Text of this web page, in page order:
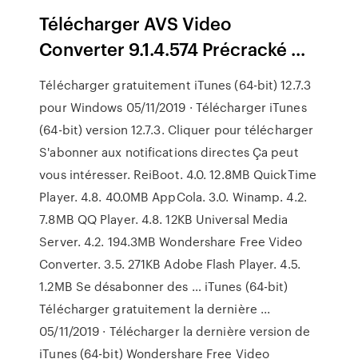
Télécharger AVS Video
Converter 9.1.4.574 Précracké ...
Télécharger gratuitement iTunes (64-bit) 12.7.3
pour Windows 05/11/2019 · Télécharger iTunes
(64-bit) version 12.7.3. Cliquer pour télécharger
S'abonner aux notifications directes Ça peut
vous intéresser. ReiBoot. 4.0. 12.8MB QuickTime
Player. 4.8. 40.0MB AppCola. 3.0. Winamp. 4.2.
7.8MB QQ Player. 4.8. 12KB Universal Media
Server. 4.2. 194.3MB Wondershare Free Video
Converter. 3.5. 271KB Adobe Flash Player. 4.5.
1.2MB Se désabonner des … iTunes (64-bit)
Télécharger gratuitement la dernière ...
05/11/2019 · Télécharger la dernière version de
iTunes (64-bit) Wondershare Free Video